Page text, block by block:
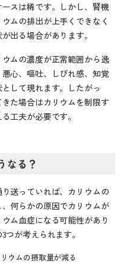
スは稀です。しかし、腎機
ムの排出が上手くできなく
出る場合があります。
ムの濃度が正常範囲から逸
心、嘔吐、しびれ感、知覚
して現れます。したがっ
た場合はカリウムを制限す
工夫が必要です。
なる？
送っていれば、カリウムの
何らかの原因でカリウムが
ム血症になる可能性があり
つが考えられます。
ウムの摂取量が減る